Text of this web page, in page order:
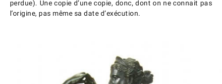
perdue). Une copie d’une copie, donc, dont on ne connait pas
l’origine, pas même sa date d’exécution.